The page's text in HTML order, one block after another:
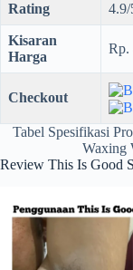
Rating 4.9/
Kisaran
Harga
Rp.
Checkout
Tabel Spesifikasi
Waxing
Review This Is Good